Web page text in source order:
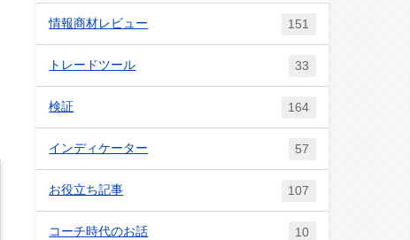
情報商材レビュー 151
トレードツール 33
検証 164
インディケーター 57
お役立ち記事 107
コーチ時代のお話 10